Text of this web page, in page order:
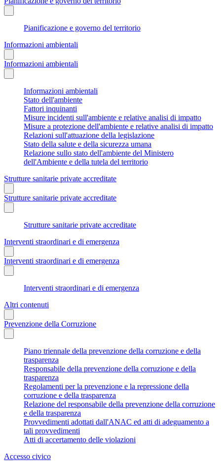
Pianificazione e governo del territorio
Informazioni ambientali
Informazioni ambientali
Informazioni ambientali
Stato dell'ambiente
Fattori inquinanti
Misure incidenti sull'ambiente e relative analisi di impatto
Misure a protezione dell'ambiente e relative analisi di impatto
Relazioni sull'attuazione della legislazione
Stato della salute e della sicurezza umana
Relazione sullo stato dell'ambiente del Ministero
dell'Ambiente e della tutela del territorio
Strutture sanitarie private accreditate
Strutture sanitarie private accreditate
Strutture sanitarie private accreditate
Interventi straordinari e di emergenza
Interventi straordinari e di emergenza
Interventi straordinari e di emergenza
Altri contenuti
Prevenzione della Corruzione
Piano triennale della prevenzione della corruzione e della
trasparenza
Responsabile della prevenzione della corruzione e della
trasparenza
Regolamenti per la prevenzione e la repressione della
corruzione e della trasparenza
Relazione del responsabile della prevenzione della corruzione
e della trasparenza
Provvedimenti adottati dall'ANAC ed atti di adeguamento a
tali provvedimenti
Atti di accertamento delle violazioni
Accesso civico